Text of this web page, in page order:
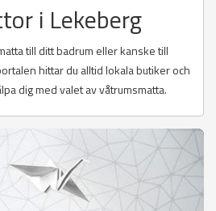
i Lekeberg
till ditt badrum eller kanske till
hittar du alltid lokala butiker och
dig med valet av våtrumsmatta.